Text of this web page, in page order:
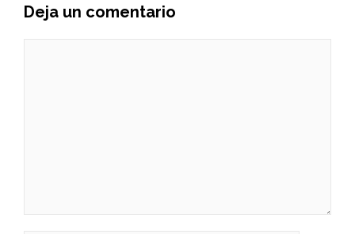
Deja un comentario